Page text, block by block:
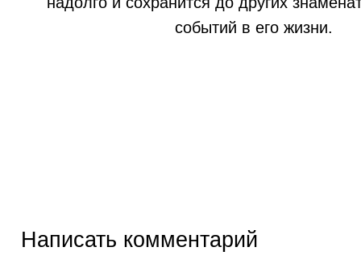
событий в его жизни.
Написать комментарий